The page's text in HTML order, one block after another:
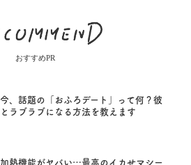
おすすめPR
今、話題の「おふろデート」って何？彼
とラブラブになる方法を教えます
加熱機能がヤバい…最高のイカせマシー